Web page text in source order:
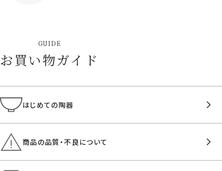
GUIDE
お買い物ガイド
はじめての陶器
商品の品質・不良について